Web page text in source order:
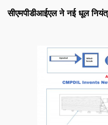
सीएमपीडीआईएल ने नई धूल